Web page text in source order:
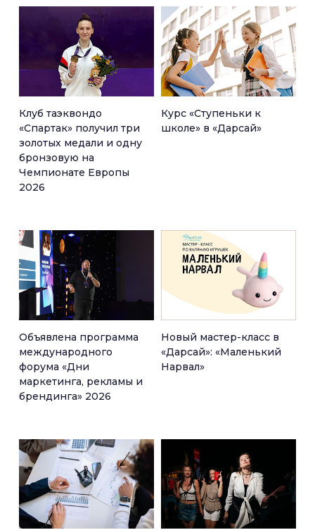
Клуб таэквондо
«Спартак» получил три
золотых медали и одну
бронзовую на
Чемпионате Европы
2026
Курс «Ступеньки к
школе» в «Дарсай»
Объявлена программа
международного
форума «Дни
маркетинга, рекламы и
брендинга» 2026
Новый мастер-класс в
«Дарсай»: «Маленький
Нарвал»